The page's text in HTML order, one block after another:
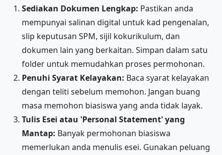
Sediakan Dokumen Lengkap: Pastikan anda
mempunyai salinan digital untuk kad pengenalan,
slip keputusan SPM, sijil kokurikulum, dan
dokumen lain yang berkaitan. Simpan dalam satu
folder untuk memudahkan proses permohonan.
Penuhi Syarat Kelayakan: Baca syarat kelayakan
dengan teliti sebelum memohon. Jangan buang
masa memohon biasiswa yang anda tidak layak.
Tulis Esei atau 'Personal Statement' yang
Mantap: Banyak permohonan biasiswa
memerlukan anda menulis esei. Gunakan peluang